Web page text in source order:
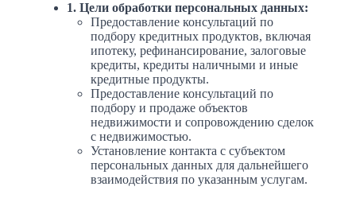
1. Цели обработки персональных данных:
Предоставление консультаций по
подбору кредитных продуктов, включая
ипотеку, рефинансирование, залоговые
кредиты, кредиты наличными и иные
кредитные продукты.
Предоставление консультаций по
подбору и продаже объектов
недвижимости и сопровождению сделок
с недвижимостью.
Установление контакта с субъектом
персональных данных для дальнейшего
взаимодействия по указанным услугам.